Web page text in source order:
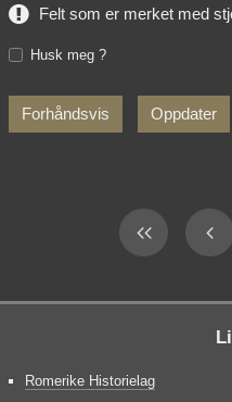
Felt som er merket med
Husk meg ?
Romerike Historielag